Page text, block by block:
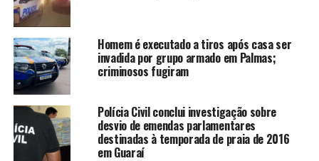
Homem é executado a tiros após casa ser
invadida por grupo armado em Palmas;
criminosos fugiram
Polícia Civil conclui investigação sobre
desvio de emendas parlamentares
destinadas à temporada de praia de 2016
em Guaraí